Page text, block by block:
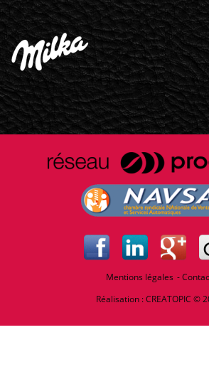
Mentions légales
Réalisation :CREATOPIC ©